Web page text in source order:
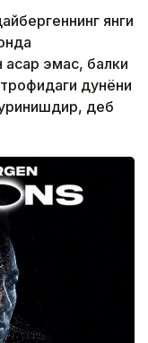
янги
асар эмас, балки
дунёни
деб